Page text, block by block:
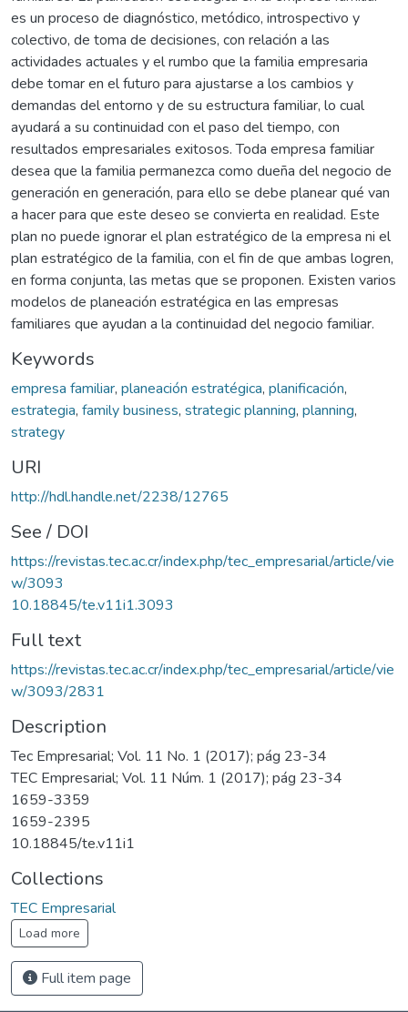
es un proceso de diagnóstico, metódico, introspectivo y
colectivo, de toma de decisiones, con relación a las
actividades actuales y el rumbo que la familia empresaria
debe tomar en el futuro para ajustarse a los cambios y
demandas del entorno y de su estructura familiar, lo cual
ayudará a su continuidad con el paso del tiempo, con
resultados empresariales exitosos. Toda empresa familiar
desea que la familia permanezca como dueña del negocio de
generación en generación, para ello se debe planear qué van
a hacer para que este deseo se convierta en realidad. Este
plan no puede ignorar el plan estratégico de la empresa ni el
plan estratégico de la familia, con el fin de que ambas logren,
en forma conjunta, las metas que se proponen. Existen varios
modelos de planeación estratégica en las empresas
familiares que ayudan a la continuidad del negocio familiar.
Keywords
empresa familiar, planeación estratégica, planificación,
estrategia, family business, strategic planning, planning,
strategy
URI
http://hdl.handle.net/2238/12765
See / DOI
https://revistas.tec.ac.cr/index.php/tec_empresarial/article/vie
w/3093
10.18845/te.v11i1.3093
Full text
https://revistas.tec.ac.cr/index.php/tec_empresarial/article/vie
w/3093/2831
Description
Tec Empresarial; Vol. 11 No. 1 (2017); pág 23-34
TEC Empresarial; Vol. 11 Núm. 1 (2017); pág 23-34
1659-3359
1659-2395
10.18845/te.v11i1
Collections
TEC Empresarial
Load more
Full item page